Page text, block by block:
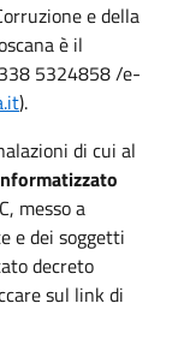
e della
è il
5324858 /e-
).
di cui al
messo a
e dei soggetti
decreto
sul link di